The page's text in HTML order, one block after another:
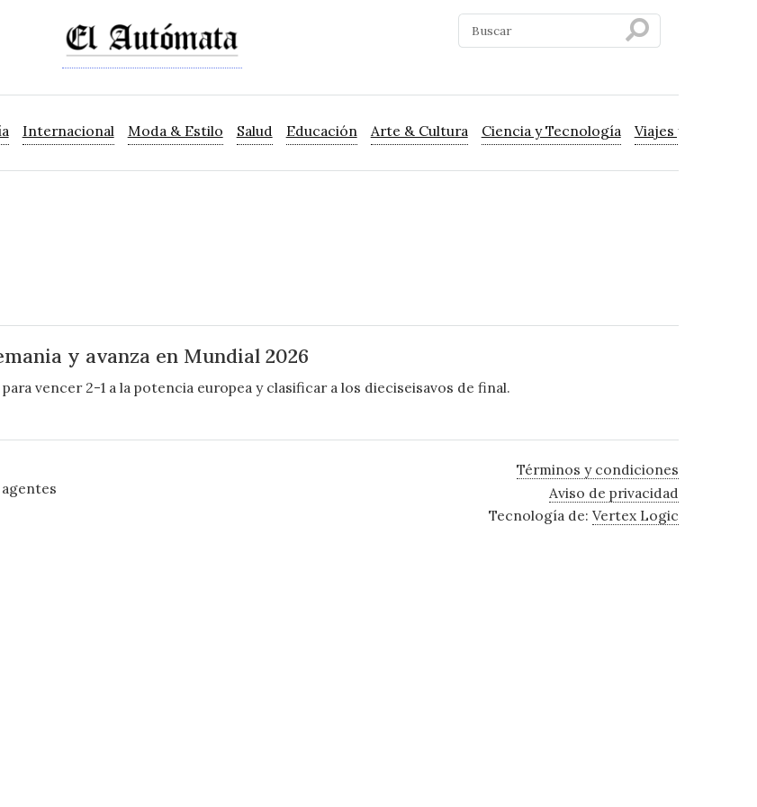
Internacional Moda & Estilo Salud Educación Arte & Cultura Ciencia y Tecnología Viajes y Turismo
y avanza en Mundial 2026
vencer 2-1 a la potencia europea y clasificar a los dieciseisavos de final.
Términos y condiciones
Aviso de privacidad
Tecnología de:Vertex Logic